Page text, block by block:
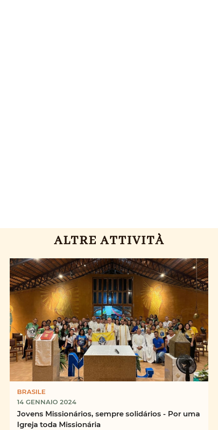
ALTRE ATTIVITÀ
BRASILE
14 GENNAIO 2024
Jovens Missionários, sempre solidários - Por uma
Igreja toda Missionária